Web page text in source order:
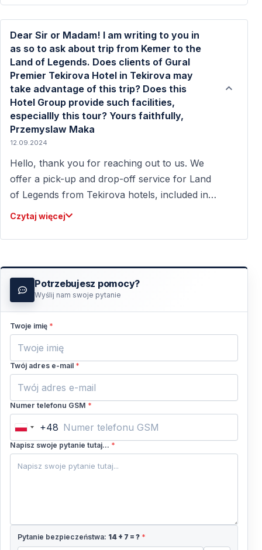
Dear Sir or Madam! I am writing to you in
as so to ask about trip from Kemer to the
Land of Legends. Does clients of Gural
Premier Tekirova Hotel in Tekirova may
take advantage of this trip? Does this
Hotel Group provide such facilities,
especiallly this tour? Yours faithfully,
Przemyslaw Maka
12.09.2024
Hello, thank you for reaching out to us. We
offer a pick-up and drop-off service for Land
of Legends from Tekirova hotels, included in
the price. To secure your spot, a deposit
recommend booking in advance. Best regards,
turcja/wycieczka-z-kemer-do-the-land-of-
legends
Czytaj więcej
Potrzebujesz pomocy?
Wyślij nam swoje pytanie
Twoje imię *
Twój adres e-mail *
Numer telefonu GSM *
Poland
+48
+48
Napisz swoje pytanie tutaj... *
Pytanie bezpieczeństwa: 14 + 7 = ? *